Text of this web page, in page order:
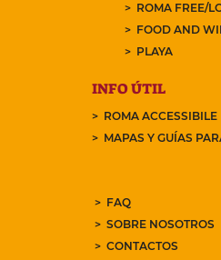
ROMA FREE/
FOOD AND
PLAYA
INFO ÚTIL
ROMA ACCESSIBILE
MAPAS Y GUÍAS
FAQ
SOBRE NOSOTROS
CONTACTOS